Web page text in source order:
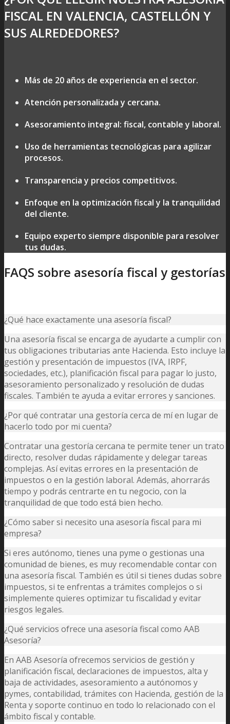
FISCAL EN VALENCIA, CASTELLÓN Y
SUS ALREDEDORES?
Más de 20 años de experiencia en el sector.
Atención personalizada y cercana.
Asesoramiento integral: fiscal, contable y laboral.
Uso de herramientas tecnológicas para agilizar
procesos.
Transparencia y precios competitivos.
Enfoque en la optimización fiscal y la tranquilidad
del cliente.
Equipo experto siempre disponible para resolver
tus dudas.
FAQS sobre asesoría fiscal y gestorías
¿Qué hace exactamente una asesoría fiscal?
Una asesoría fiscal se encarga de ayudarte a cumplir con
tus obligaciones tributarias ante Hacienda. Esto incluye la
gestión y presentación de impuestos (IVA, IRPF,
sociedades, etc.), planificación fiscal para pagar lo justo,
asesoramiento personalizado y resolución de dudas
fiscales. También te ayuda a evitar errores y sanciones.
¿Por qué contratar una gestoría cerca de mí en lugar de
hacerlo todo por mi cuenta?
Contratar una gestoría cercana te permite tener un trato
directo, resolver dudas rápidamente y delegar tareas
complejas. Así evitas errores en la presentación de
impuestos o en la gestión laboral. Además, ahorrarás
tiempo y podrás centrarte en tu negocio, con la
tranquilidad de que todo está bien hecho.
¿Cómo saber si necesito una asesoría fiscal para mi
empresa?
Si eres autónomo, tienes una pyme o gestionas una
comunidad de bienes, es muy recomendable contar con
una asesoría fiscal. También es útil si tienes dudas sobre
impuestos, si te enfrentas a trámites complejos o si
simplemente quieres optimizar tu fiscalidad y evitar
riesgos legales.
¿Qué servicios ofrece una asesoría fiscal como AAB
Asesoría?
En AAB Asesoría ofrecemos servicios de gestión y
planificación fiscal, declaraciones de impuestos, alta y
baja de actividades, asesoramiento a autónomos y
pymes, contabilidad, trámites con Hacienda, gestión de la
Renta y soporte continuo en todo lo relacionado con el
ámbito fiscal y contable.